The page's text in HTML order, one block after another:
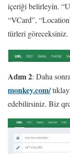
içeriği belirleyin.
“VCard”,
türleri göreceksiniz.
Adım 2: Daha
monkey.com/
edebilirsiniz. Biz